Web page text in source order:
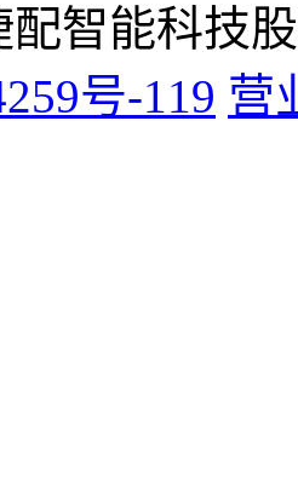
配智能科技
号-119 营